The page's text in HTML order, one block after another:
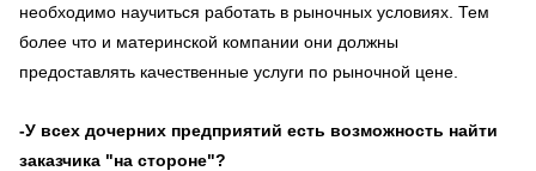
необходимо научиться работать в рыночных условиях. Тем
более что и материнской компании они должны
предоставлять качественные услуги по рыночной цене.
-У всех дочерних предприятий есть возможность найти
заказчика "на стороне"?